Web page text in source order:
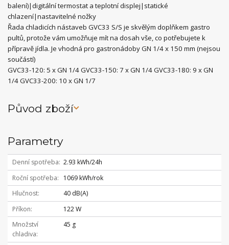
balení)|digitální termostat a teplotní displej|statické
chlazení|nastavitelné nožky
Řada chladicích nástaveb GVC33 S/S je skvělým doplňkem gastro
pultů, protože vám umožňuje mít na dosah vše, co potřebujete k
přípravě jídla. Je vhodná pro gastronádoby GN 1/4 x 150 mm (nejsou
součástí)
GVC33-120: 5 x GN 1/4 GVC33-150: 7 x GN 1/4 GVC33-180: 9 x GN
1/4 GVC33-200: 10 x GN 1/7
Původ zboží
Parametry
Denní spotřeba 2.93 kWh/24h
Roční spotřeba
1069 kWh/rok
Hlučnost
40 dB(A)
Příkon
122 W
Množství
chladiva
45 g